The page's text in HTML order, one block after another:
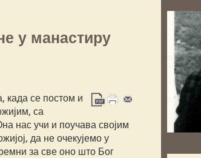
у манастиру
када се постом и
са
нас учи и поучава својим
да не очекујемо у
за све оно што Бог